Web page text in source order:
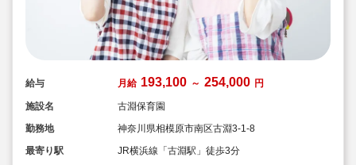
給与 月給 193,100 ～ 254,000 円
施設名
古淵保育園
勤務地
神奈川県相模原市南区古淵3-1-8
最寄り駅
JR横浜線「古淵駅」徒歩3分